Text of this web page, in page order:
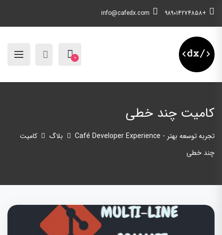
+989014274858
info@cafedx.com
0
کامیت چند خطی
تجربه توسعه بهتر - Café Developer Experience بلاگ
کامیت
چند خطی